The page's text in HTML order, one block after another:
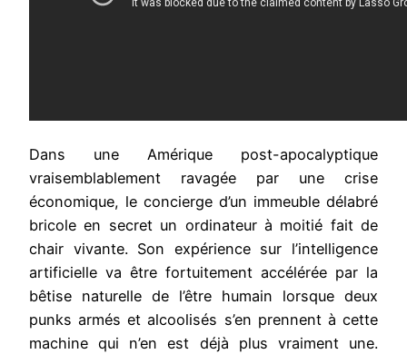
Dans une Amérique post-apocalyptique
vraisemblablement ravagée par une crise
économique, le concierge d’un immeuble délabré
bricole en secret un ordinateur à moitié fait de
chair vivante. Son expérience sur l’intelligence
artificielle va être fortuitement accélérée par la
bêtise naturelle de l’être humain lorsque deux
punks armés et alcoolisés s’en prennent à cette
machine qui n’en est déjà plus vraiment une.